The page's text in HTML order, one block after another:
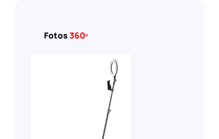
Fotos360º